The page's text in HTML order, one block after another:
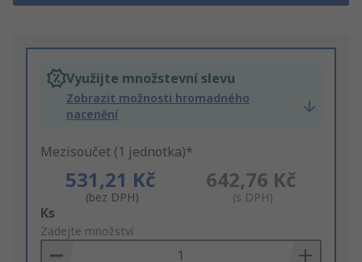
Využijte množstevní slevu
Zobrazit možnosti hromadného
nacenění
Mezisoučet (1 jednotka)*
531,21 Kč
(bez DPH)
642,76 Kč
(s DPH)
Add
to
Basket
Ks
Zadejte množství